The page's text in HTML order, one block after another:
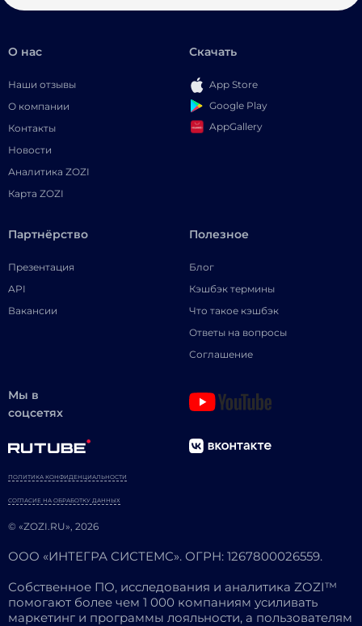
О нас
Наши отзывы
О компании
Контакты
Новости
Аналитика ZOZI
Карта ZOZI
Скачать
App Store
Google Play
AppGallery
Партнёрство
Презентация
API
Вакансии
Полезное
Блог
Кэшбэк термины
Что такое кэшбэк
Ответы на вопросы
Соглашение
Мы в
соцсетях
© «ZOZI.RU», 2026
ПОЛИТИКА КОНФИДЕНЦИАЛЬНОСТИ
СОГЛАСИЕ НА ОБРАБОТКУ ДАННЫХ
ООО «ИНТЕГРА СИСТЕМС». ОГРН: 1267800026559.
Собственное ПО, исследования и аналитика ZOZI™
помогают более чем 1 000 компаниям усиливать
маркетинг и программы лояльности, а пользователям